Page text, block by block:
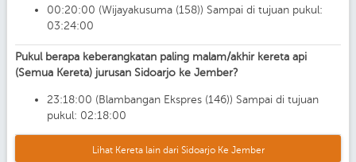
00:20:00 (Wijayakusuma (158)) Sampai di tujuan pukul:
03:24:00
Pukul berapa keberangkatan paling malam/akhir kereta api
(Semua Kereta) jurusan Sidoarjo ke Jember?
23:18:00 (Blambangan Ekspres (146)) Sampai di tujuan
pukul: 02:18:00
Lihat Kereta lain dari Sidoarjo Ke Jember